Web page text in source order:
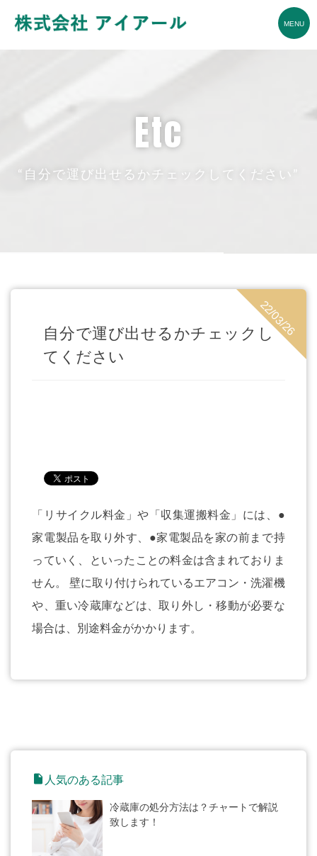
etc
“自分で運び出せるかチェックしてください”
自分で運び出せるかチェックし
てください
22/03/26
「リサイクル料金」や「収集運搬料金」には、●
家電製品を取り外す、●家電製品を家の前まで持
っていく、といったことの料金は含まれておりま
せん。 壁に取り付けられているエアコン・洗濯機
や、重い冷蔵庫などは、取り外し・移動が必要な
場合は、別途料金がかかります。
insert_drive_file 人気のある記事
冷蔵庫の処分方法は？チャートで解説
致します！